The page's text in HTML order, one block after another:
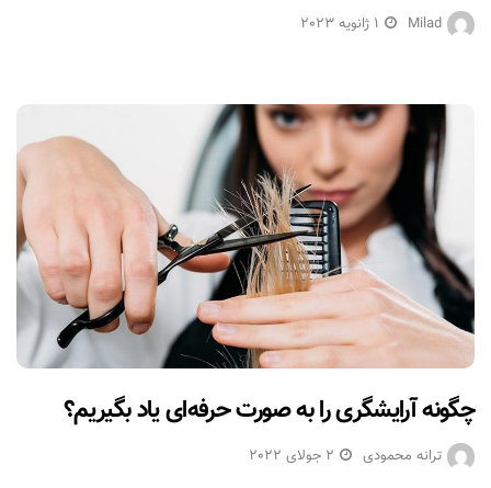
Milad 1 ژانویه 2023
چگونه آرایشگری را به صورت حرفه‌ای یاد بگیریم؟
ترانه محمودی 2 جولای 2022